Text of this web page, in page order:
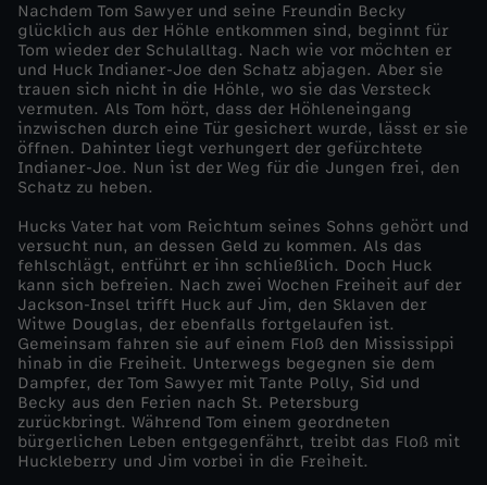
l
e
b
e
r
r
y
F
i
Nachdem Tom Sawyer und seine Freundin Becky
glücklich aus der Höhle entkommen sind, beginnt für
Tom wieder der Schulalltag. Nach wie vor möchten er
und Huck Indianer-Joe den Schatz abjagen. Aber sie
trauen sich nicht in die Höhle, wo sie das Versteck
vermuten. Als Tom hört, dass der Höhleneingang
inzwischen durch eine Tür gesichert wurde, lässt er sie
öffnen. Dahinter liegt verhungert der gefürchtete
Indianer-Joe. Nun ist der Weg für die Jungen frei, den
Schatz zu heben.
Hucks Vater hat vom Reichtum seines Sohns gehört und
versucht nun, an dessen Geld zu kommen. Als das
fehlschlägt, entführt er ihn schließlich. Doch Huck
kann sich befreien. Nach zwei Wochen Freiheit auf der
Jackson-Insel trifft Huck auf Jim, den Sklaven der
Witwe Douglas, der ebenfalls fortgelaufen ist.
Gemeinsam fahren sie auf einem Floß den Mississippi
hinab in die Freiheit. Unterwegs begegnen sie dem
Dampfer, der Tom Sawyer mit Tante Polly, Sid und
Becky aus den Ferien nach St. Petersburg
zurückbringt. Während Tom einem geordneten
bürgerlichen Leben entgegenfährt, treibt das Floß mit
Huckleberry und Jim vorbei in die Freiheit.